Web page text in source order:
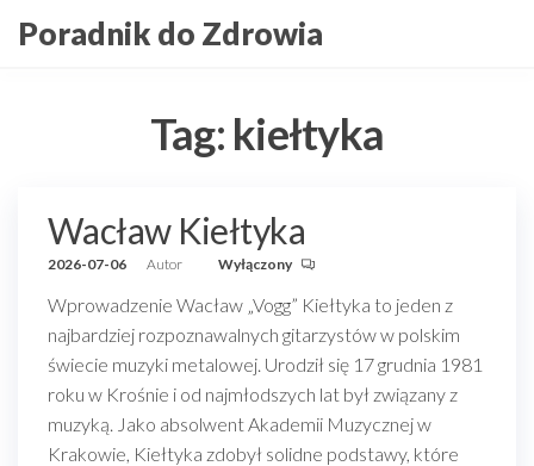
doPoradnik do Zdrowia
Tag: kiełtyka
Wacław Kiełtyka
2026-07-06 Autor Wyłączony
Wprowadzenie Wacław „Vogg” Kiełtyka to jeden z
najbardziej rozpoznawalnych gitarzystów w polskim
świecie muzyki metalowej. Urodził się 17 grudnia 1981
roku w Krośnie i od najmłodszych lat był związany z
muzyką. Jako absolwent Akademii Muzycznej w
Krakowie, Kiełtyka zdobył solidne podstawy, które